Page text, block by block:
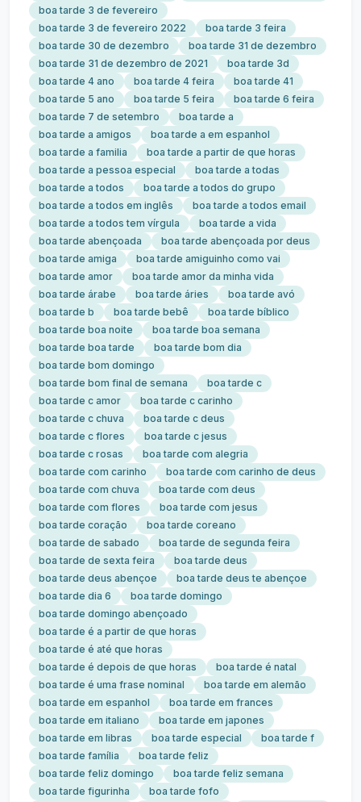
boa tarde 3 de fevereiro
boa tarde 3 de fevereiro 2022
boa tarde 3 feira
boa tarde 30 de dezembro
boa tarde 31 de dezembro
boa tarde 31 de dezembro de 2021
boa tarde 3d
boa tarde 4 ano
boa tarde 4 feira
boa tarde 41
boa tarde 5 ano
boa tarde 5 feira
boa tarde 6 feira
boa tarde 7 de setembro
boa tarde a
boa tarde a amigos
boa tarde a em espanhol
boa tarde a familia
boa tarde a partir de que horas
boa tarde a pessoa especial
boa tarde a todas
boa tarde a todos
boa tarde a todos do grupo
boa tarde a todos em inglês
boa tarde a todos email
boa tarde a todos tem vírgula
boa tarde a vida
boa tarde abençoada
boa tarde abençoada por deus
boa tarde amiga
boa tarde amiguinho como vai
boa tarde amor
boa tarde amor da minha vida
boa tarde árabe
boa tarde áries
boa tarde avó
boa tarde b
boa tarde bebê
boa tarde bíblico
boa tarde boa noite
boa tarde boa semana
boa tarde boa tarde
boa tarde bom dia
boa tarde bom domingo
boa tarde bom final de semana
boa tarde c
boa tarde c amor
boa tarde c carinho
boa tarde c chuva
boa tarde c deus
boa tarde c flores
boa tarde c jesus
boa tarde c rosas
boa tarde com alegria
boa tarde com carinho
boa tarde com carinho de deus
boa tarde com chuva
boa tarde com deus
boa tarde com flores
boa tarde com jesus
boa tarde coração
boa tarde coreano
boa tarde de sabado
boa tarde de segunda feira
boa tarde de sexta feira
boa tarde deus
boa tarde deus abençoe
boa tarde deus te abençoe
boa tarde dia 6
boa tarde domingo
boa tarde domingo abençoado
boa tarde é a partir de que horas
boa tarde é até que horas
boa tarde é depois de que horas
boa tarde é natal
boa tarde é uma frase nominal
boa tarde em alemão
boa tarde em espanhol
boa tarde em frances
boa tarde em italiano
boa tarde em japones
boa tarde em libras
boa tarde especial
boa tarde f
boa tarde família
boa tarde feliz
boa tarde feliz domingo
boa tarde feliz semana
boa tarde figurinha
boa tarde fofo